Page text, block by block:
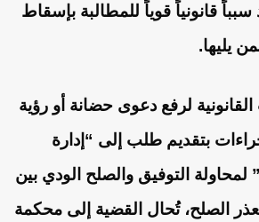
قانونياً قوياً للمطالبة بإسقاط
يليها.
القانونية لرفع دعوى حضانة أو رؤية
بتقديم طلب إلى “إدارة
لمحاولة التوفيق والصلح الودي بين
الصلح، تُحال القضية إلى محكمة